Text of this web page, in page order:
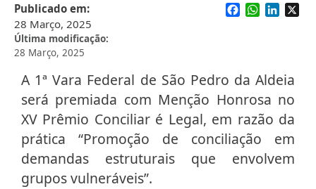
Publicado em
28 Março, 2025
Última modificação
28 Março, 2025
Facebook
WhatsApp
A 1ª Vara Federal de São Pedro da Aldeia
será premiada com Menção Honrosa no
XV Prêmio Conciliar é Legal, em razão da
prática “Promoção de conciliação em
demandas estruturais que envolvem
grupos vulneráveis”.